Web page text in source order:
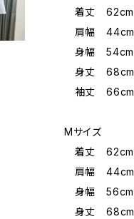
着丈 62cm
肩幅 44cm
身幅 54cm
身丈 68cm
袖丈 66cm
Mサイズ
着丈 62cm
肩幅 44cm
身幅 56cm
身丈 68cm